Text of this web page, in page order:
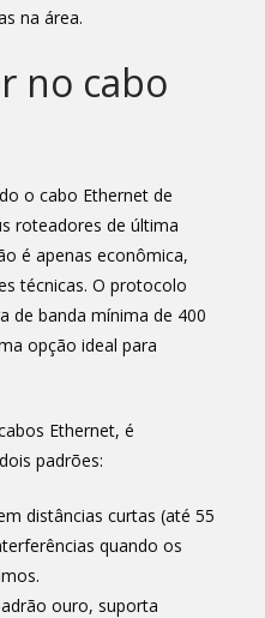
na área.
no cabo
o cabo Ethernet de
roteadores de última
é apenas econômica,
técnicas. O protocolo
de banda mínima de 400
opção ideal para
Ethernet, é
padrões:
distâncias curtas (até 55
quando os
ouro, suporta